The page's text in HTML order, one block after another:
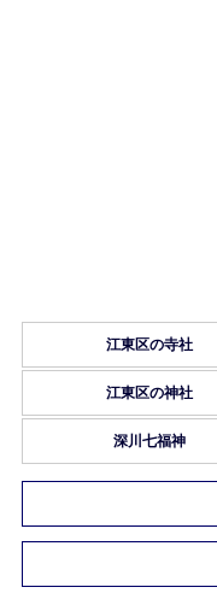
江東区の寺社
江東区の神社
深川七福神